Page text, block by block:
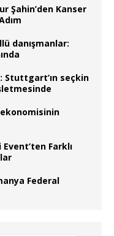
Şahin’den Kanser
danışmanlar:
Stuttgart’ın seçkin
Farklı
Federal